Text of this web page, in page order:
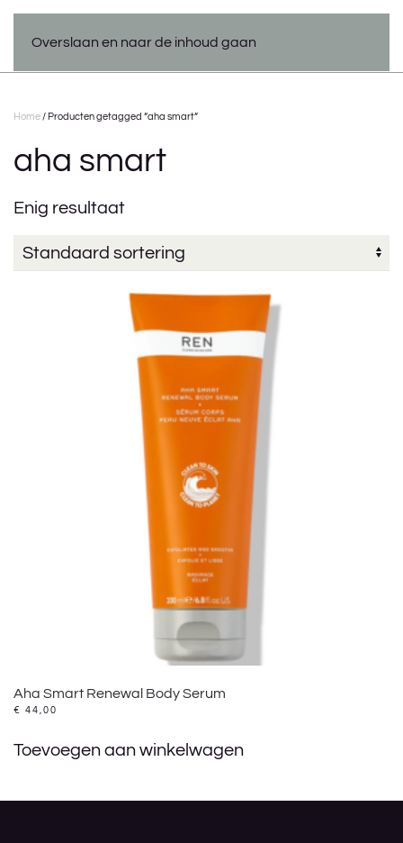
Overslaan en naar de inhoud gaan
Home / Producten getagged “aha smart”
aha smart
Enig resultaat
Aha Smart Renewal Body Serum
€ 44,00
Toevoegen aan winkelwagen